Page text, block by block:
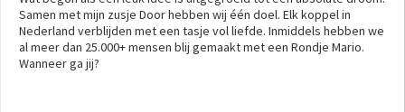
Samen met mijn zusje Door hebben wij één doel. Elk koppel in
Nederland verblijden met een tasje vol liefde. Inmiddels hebben we
al meer dan 25.000+ mensen blij gemaakt met een Rondje Mario.
Wanneer ga jij?